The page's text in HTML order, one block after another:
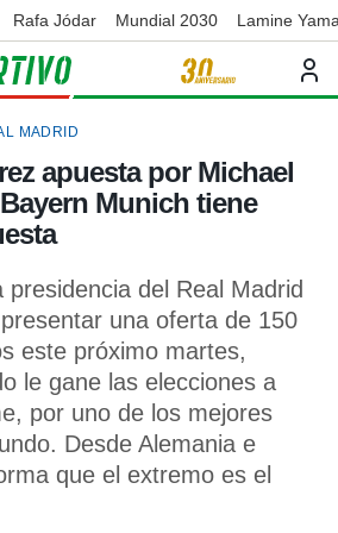
Rafa Jódar Mundial 2030 Lamine
MADRID
apuesta por Michael
Munich tiene
presidencia del Real Madrid
una oferta de 150
este próximo martes,
le gane las elecciones a
por uno de los mejores
Desde Alemania e
que el extremo es el